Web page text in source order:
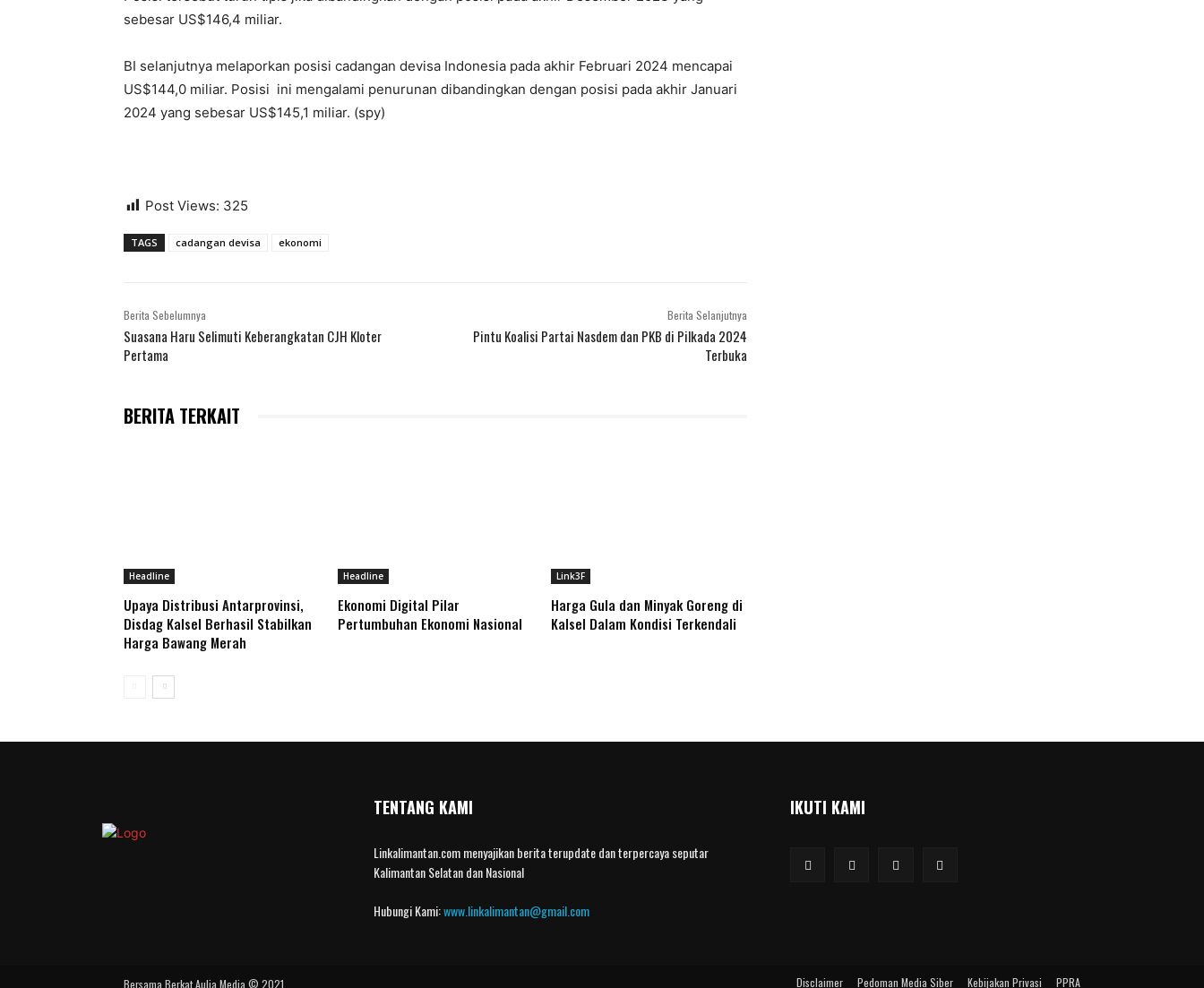
sebesar US$146,4 miliar.
BI selanjutnya melaporkan posisi cadangan devisa Indonesia pada akhir Februari 2024 mencapai
US$144,0 miliar. Posisi ini mengalami penurunan dibandingkan dengan posisi pada akhir Januari
2024 yang sebesar US$145,1 miliar. (spy)
Post Views: 325
TAGS cadangan devisa ekonomi
Berita Sebelumnya
Suasana Haru Selimuti Keberangkatan CJH Kloter
Pertama
Berita Selanjutnya
Pintu Koalisi Partai Nasdem dan PKB di Pilkada 2024
Terbuka
BERITA TERKAIT
Headline
Upaya Distribusi Antarprovinsi,
Disdag Kalsel Berhasil Stabilkan
Harga Bawang Merah
Headline
Ekonomi Digital Pilar
Pertumbuhan Ekonomi Nasional
Link3F
Harga Gula dan Minyak Goreng di
Kalsel Dalam Kondisi Terkendali
TENTANG KAMI
Linkalimantan.com menyajikan berita terupdate dan terpercaya seputar
Kalimantan Selatan dan Nasional
Hubungi Kami:www.linkalimantan@gmail.com
IKUTI KAMI
Bersama Berkat Aulia Media © 2021 Disclaimer Pedoman Media Siber Kebijakan Privasi PPRA